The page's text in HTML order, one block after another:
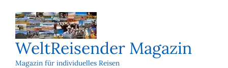
Inhalt
springen
WeltReisender Magazin
Magazin für individuelles Reisen